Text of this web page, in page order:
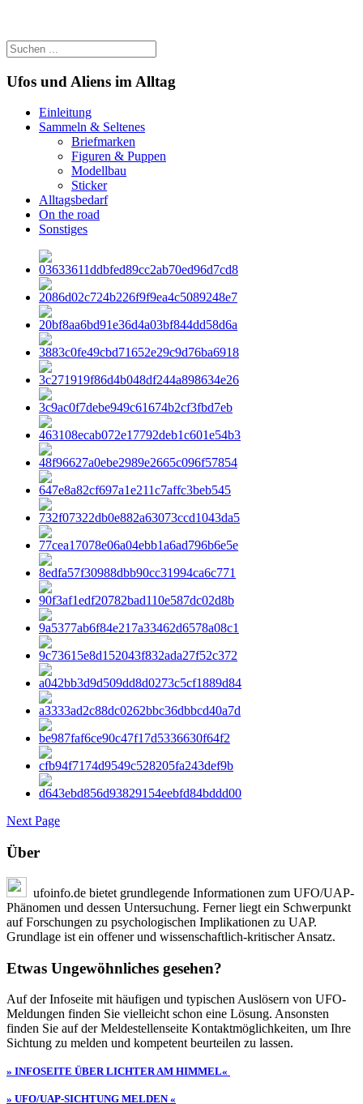
Ufos und Aliens im Alltag
Einleitung
Sammeln & Seltenes
Briefmarken
Figuren & Puppen
Modellbau
Sticker
Alltagsbedarf
On the road
Sonstiges
Next Page
Über
ufoinfo.de bietet grundlegende Informationen zum UFO/UAP-
Phänomen und dessen Untersuchung. Ferner liegt ein Schwerpunkt
auf Forschungen zu psychologischen Implikationen zu UAP.
Grundlage ist ein offener und wissenschaftlich-kritischer Ansatz.
Etwas Ungewöhnliches gesehen?
Auf der Infoseite mit häufigen und typischen Auslösern von UFO-
Meldungen finden Sie vielleicht schon eine Lösung. Ansonsten
finden Sie auf der Meldestellenseite Kontaktmöglichkeiten, um Ihre
Sichtung zu melden und kompetent beurteilen zu lassen.
» INFOSEITE ÜBER LICHTER AM HIMMEL«
» UFO/UAP-SICHTUNG MELDEN «